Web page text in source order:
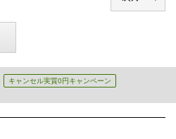
キャンセル実質0円キャンペーン